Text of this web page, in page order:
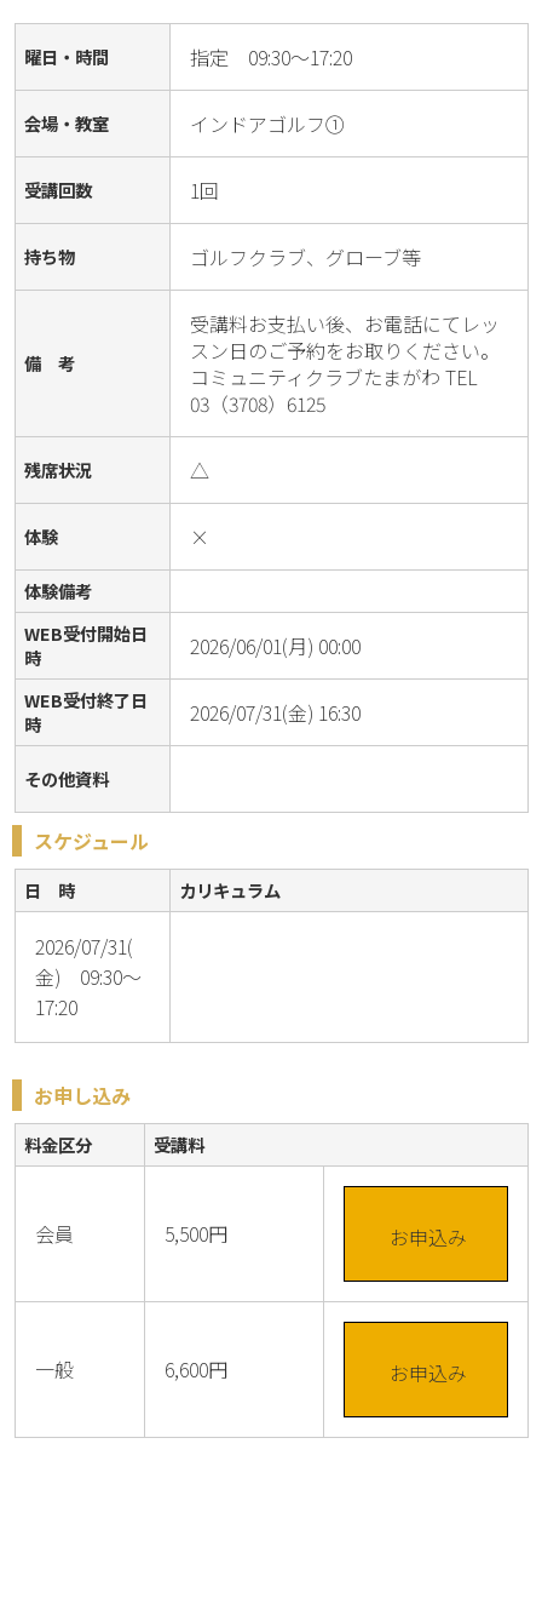
曜日・時間 指定 09:30～17:20
会場・教室 インドアゴルフ①
受講回数 1回
持ち物 ゴルフクラブ、グローブ等
備 考
受講料お支払い後、お電話にてレッ
スン日のご予約をお取りください。
コミュニティクラブたまがわ TEL
03（3708）6125
残席状況 △
体験 ×
体験備考
WEB受付開始日
時
2026/06/01(月) 00:00
WEB受付終了日
時
2026/07/31(金) 16:30
その他資料
スケジュール
日 時 カリキュラム
2026/07/31(
金) 09:30～
17:20
お申し込み
料金区分 受講料
会員 5,500円 お申込み
一般 6,600円 お申込み